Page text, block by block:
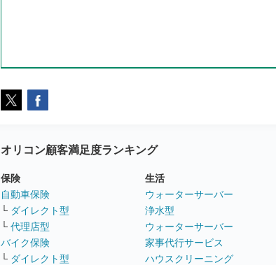
オリコン顧客満足度ランキング
保険
自動車保険
└ ダイレクト型
└ 代理店型
バイク保険
└ ダイレクト型
生活
ウォーターサーバー
浄水型
ウォーターサーバー
家事代行サービス
ハウスクリーニング